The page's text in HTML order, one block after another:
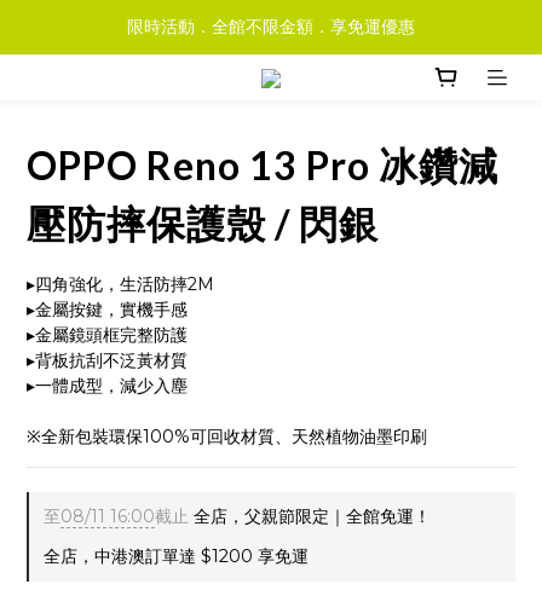
限時活動．全館不限金額．享免運優惠
OPPO Reno 13 Pro 冰鑽減
壓防摔保護殼 / 閃銀
▸四角強化，生活防摔2M
▸金屬按鍵，實機手感
▸金屬鏡頭框完整防護
▸背板抗刮不泛黃材質
▸一體成型，減少入塵
※全新包裝環保100%可回收材質、天然植物油墨印刷
至08/11 16:00截止 全店，父親節限定｜全館免運！
全店，中港澳訂單達 $1200 享免運